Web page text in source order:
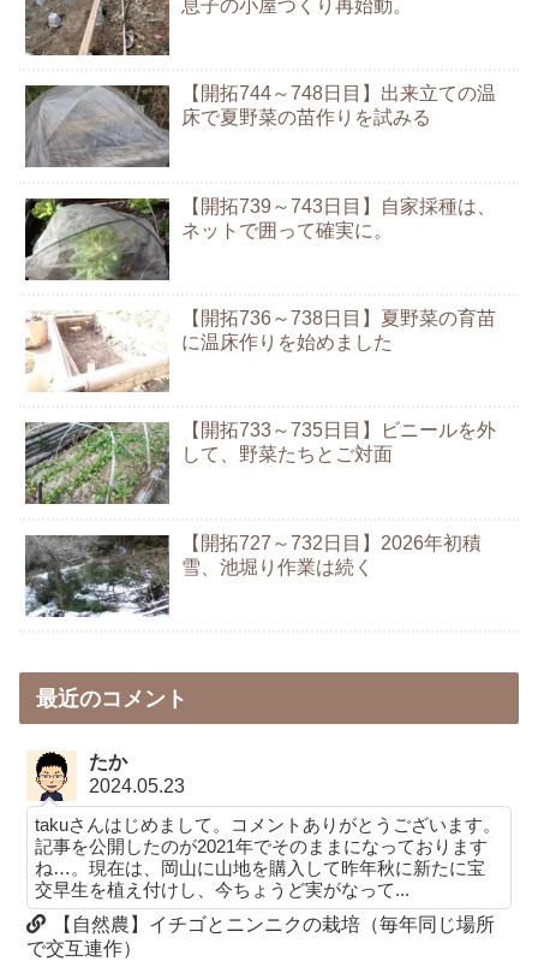
息子の小屋つくり再始動。
【開拓744～748日目】出来立ての温
床で夏野菜の苗作りを試みる
【開拓739～743日目】自家採種は、
ネットで囲って確実に。
【開拓736～738日目】夏野菜の育苗
に温床作りを始めました
【開拓733～735日目】ビニールを外
して、野菜たちとご対面
【開拓727～732日目】2026年初積
雪、池堀り作業は続く
最近のコメント
たか
2024.05.23
takuさんはじめまして。コメントありがとうございます。
記事を公開したのが2021年でそのままになっております
ね…。現在は、岡山に山地を購入して昨年秋に新たに宝
交早生を植え付けし、今ちょうど実がなって...
【自然農】イチゴとニンニクの栽培（毎年同じ場所
で交互連作）